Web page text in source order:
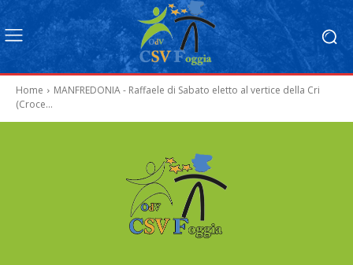
Home
MANFREDONIA - Raffaele di Sabato eletto al vertice della Cri
(Croce...